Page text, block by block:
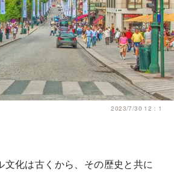
2023/7/30 12：1
文化は古くから、その歴史と共に